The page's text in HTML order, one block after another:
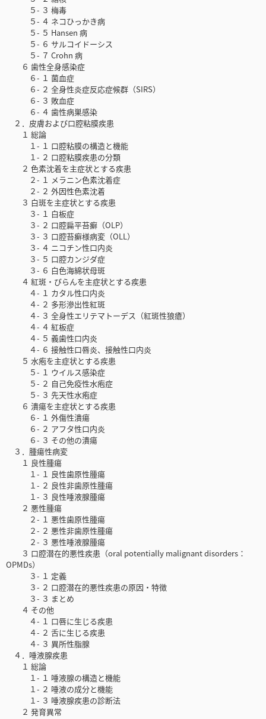
５- ３ 梅毒
５- ４ ネコひっかき病
５- ５ Hansen 病
５- ６ サルコイドーシス
５- ７ Crohn 病
６ 歯性全身感染症
６- １ 菌血症
６- ２ 全身性炎症反応症候群（SIRS）
６- ３ 敗血症
６- ４ 歯性病巣感染
２．皮膚および口腔粘膜疾患
１ 総論
１- １ 口腔粘膜の構造と機能
１- ２ 口腔粘膜疾患の分類
２ 色素沈着を主症状とする疾患
２- １ メラニン色素沈着症
２- ２ 外因性色素沈着
３ 白斑を主症状とする疾患
３- １ 白板症
３- ２ 口腔扁平苔癬（OLP）
３- ３ 口腔苔癬様病変（OLL）
３- ４ ニコチン性口内炎
３- ５ 口腔カンジダ症
３- ６ 白色海綿状母斑
４ 紅斑・びらんを主症状とする疾患
４- １ カタル性口内炎
４- ２ 多形滲出性紅斑
４- ３ 全身性エリテマトーデス（紅斑性狼瘡）
４- ４ 紅板症
４- ５ 義歯性口内炎
４- ６ 接触性口唇炎、接触性口内炎
５ 水疱を主症状とする疾患
５- １ ウイルス感染症
５- ２ 自己免疫性水疱症
５- ３ 先天性水疱症
６ 潰瘍を主症状とする疾患
６- １ 外傷性潰瘍
６- ２ アフタ性口内炎
６- ３ その他の潰瘍
３．腫瘍性病変
１ 良性腫瘍
１- １ 良性歯原性腫瘍
１- ２ 良性非歯原性腫瘍
１- ３ 良性唾液腺腫瘍
２ 悪性腫瘍
２- １ 悪性歯原性腫瘍
２- ２ 悪性非歯原性腫瘍
２- ３ 悪性唾液腺腫瘍
３ 口腔潜在的悪性疾患（oral potentially malignant disorders：
OPMDs）
３- １ 定義
３- ２ 口腔潜在的悪性疾患の原因・特徴
３- ３ まとめ
４ その他
４- １ 口唇に生じる疾患
４- ２ 舌に生じる疾患
４- ３ 異所性脂腺
４．唾液腺疾患
１ 総論
１- １ 唾液腺の構造と機能
１- ２ 唾液の成分と機能
１- ３ 唾液腺疾患の診断法
２ 発育異常